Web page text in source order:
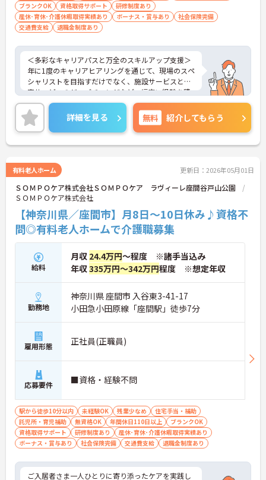
ブランクOK
資格取得サポート
研修制度あり
産休･育休･介護休暇取得実績あり
ボーナス・賞与あり
社会保険完備
交通費支給
退職金制度あり
＜多彩なキャリアパスと万全のスキルアップ支援＞
年に1度のキャリアヒアリングを通じて、現場のスペ
シャリストを目指すだけでなく、施設サービスと在
宅サービスのジョブチェンジなど、幅広い経験を積
むことが可能です。
＜プライベートも充実させる嬉しい福利厚生＞仕事
の疲れを癒やすための制度も充実しています。各地
のレジャー施設や宿泊が最大80％オフになる優待制
度や、勤続5年ごとの「特別連続有給休暇（5日）」
休110日に加え、独自の休暇制度もしっかり整って
いるため、オンオフのメリハリをつけて働けます。
詳細を見る 無料 紹介してもらう
有料老人ホーム 更新日：2026年05月01日
ＳＯＭＰＯケア株式会社ＳＯＭＰＯケア ラヴィーレ座間谷戸山公園
ＳＯＭＰＯケア株式会社
【神奈川県／座間市】月8日～10日休み♪資格不
問◎有料老人ホームで介護職募集
給料
月収 24.4万円～程度 ※諸手当込み
年収335万円～342万円程度 ※想定年収
勤務地
神奈川県 座間市 入谷東3-41-17
小田急小田原線「座間駅」徒歩7分
雇用形態 正社員(正職員)
応募要件 ■資格・経験不問
駅から徒歩10分以内 未経験OK 残業少なめ
住宅手当・補助
託児所・育児補助
無資格OK 年間休日110日以上
ブランクOK
資格取得サポート
研修制度あり
産休･育休･介護休暇取得実績あり
ボーナス・賞与あり
社会保険完備 交通費支給 退職金制度あり
ご入居者さま一人ひとりに寄り添ったケアを実践し